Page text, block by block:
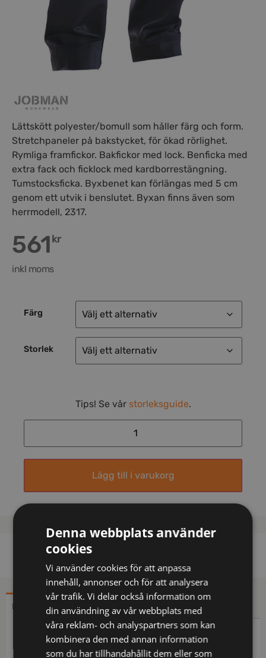
Lättskött polyester/bomull som håller färg och form.
Stretchpaneler på bakstycket, för ökad rörlighet.
Rymliga framfickor. Bakfickor med lock. Benficka med
extra fack och ficklock med kardborrestängning.
Tumstocksficka. Byxbenet kan förlängas med 5 cm
genom ett utvik i benslutet. Byxan finns även som
herrmodell, 2317.
561kr
inkl moms
Färg
Storlek
Tips! Se vår storleksguide.
Lägg till i varukorg
BESKRIVNING YTTERLIGARE INFORMATION
Beskrivning
Denna webbplats använder
cookies
Vi använder cookies för att anpassa
innehåll, annonser och för att analysera
vår trafik. Vi delar också information om
din användning av vår webbplats med
våra reklam- och analyspartners som kan
kombinera den med annan information
som du har tillhandahållit dem eller som